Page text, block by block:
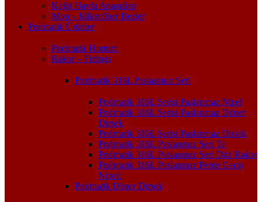
Kağıt Havlu Aparatları
Mop – Mikrofiber Bezler
Pnömatik Ürünler
Pnömatik Hortum
Rakor – Fittings
Pnömatik 316L Paslanmaz Seri
Pnömatik 316L Serisi Paslanmaz Nipel
Pnömatik 316L Serisi Paslanmaz Döner
Dirsek
Pnömatik 316L Serisi Paslanmaz Dirsek
Pnömatik 316L Paslanmaz Seri Te
Pnömatik 316L Paslanmaz Seri Düz Rakor
Pnömatik 316L Paslanmaz Perde Geçiş
Nipeli
Pnömatik Döner Dirsek